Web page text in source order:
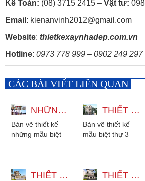
Kế Toán: (08) 3715 2415 – Vật tư:
Email : kienanvinh2012@gmail.com
Website: thietkexaynhadep.com.vn
Hotline: 0973 778 999 – 0902 249 297
CÁC BÀI VIẾT LIÊN QUAN
NHỮNG MẪU BIỆT THỰ 3 TẦNG ĐẸP ĐA DẠNG PHONG CÁCH
Bản vẽ thiết kế
những mẫu biệt
THIẾT KẾ MẪU BIỆT THỰ 3 TẦNG CÓ THANG MÁY 12X22M
Bản vẽ thiết kế
mẫu biệt thự 3
phong cách tân...
THIẾT KẾ BIỆT THỰ 3 TẦNG 2 MẶT TIỀN - 5 PHÒNG NGỦ MÁI NHẬT THIẾT KẾ MẪU BIỆT THỰ 3 TẦNG 15X27M CÓ HẦM XE VÀ THANG MÁY